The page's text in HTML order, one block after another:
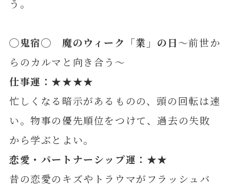
う。
◯鬼宿◯ 魔のウィーク「業」の日～前世か
らのカルマと向き合う～
仕事運：★★★★
忙しくなる暗示があるものの、頭の回転は速
い。物事の優先順位をつけて、過去の失敗
から学ぶとよい。
恋愛・パートナーシップ運：★★
昔の恋愛のキズやトラウマがフラッシュバ